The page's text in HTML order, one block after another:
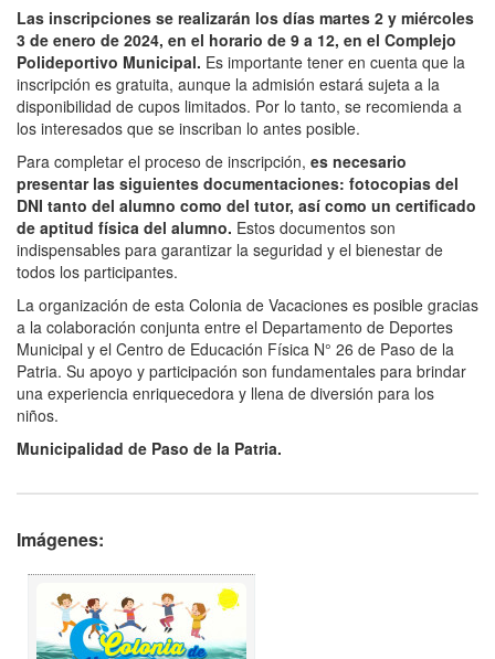
Las inscripciones se realizarán los días martes 2 y miércoles
3 de enero de 2024, en el horario de 9 a 12, en el Complejo
Polideportivo Municipal. Es importante tener en cuenta que la
inscripción es gratuita, aunque la admisión estará sujeta a la
disponibilidad de cupos limitados. Por lo tanto, se recomienda a
los interesados que se inscriban lo antes posible.
Para completar el proceso de inscripción, es necesario
presentar las siguientes documentaciones: fotocopias del
DNI tanto del alumno como del tutor, así como un certificado
de aptitud física del alumno. Estos documentos son
indispensables para garantizar la seguridad y el bienestar de
todos los participantes.
La organización de esta Colonia de Vacaciones es posible gracias
a la colaboración conjunta entre el Departamento de Deportes
Municipal y el Centro de Educación Física N° 26 de Paso de la
Patria. Su apoyo y participación son fundamentales para brindar
una experiencia enriquecedora y llena de diversión para los
niños.
Municipalidad de Paso de la Patria.
Imágenes: